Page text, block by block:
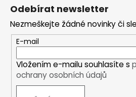
Odebírat newsletter
Nezmeškejte žádné novinky či
E-mail
Vložením e-mailu souhlasíte s
ochrany osobních údajů